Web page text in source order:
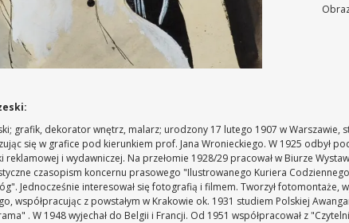
grafik, dekorator wnętrz, malarz; urodzony 17 lutego 1907 w Warszawie,
się w grafice pod kierunkiem prof. Jana Wronieckiego. W 1925 odbył
i wydawniczej. Na przełomie 1928/29 pracował w Biurze
czasopism koncernu prasowego "Ilustrowanego Kuriera
Jednocześnie interesował się fotografią i filmem. Tworzył
współpracując z powstałym w Krakowie ok. 1931 studiem Polskiej
. W 1948 wyjechał do Belgii i Francji. Od 1951 współpracował z